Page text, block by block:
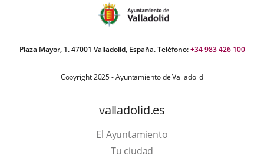
Plaza Mayor, 1. 47001 Valladolid, España. Teléfono:+34 983 426 100
Copyright 2025 - Ayuntamiento de Valladolid
valladolid.es
El Ayuntamiento
Tu ciudad